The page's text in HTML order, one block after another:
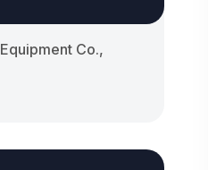
Co.,